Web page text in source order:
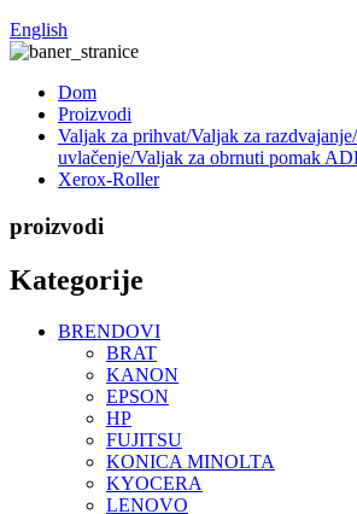
English
Dom
Proizvodi
Valjak za prihvat/Valjak za
uvlačenje/Valjak za obrnuti pomak
Xerox-Roller
proizvodi
Kategorije
BRENDOVI
BRAT
KANON
EPSON
HP
FUJITSU
KONICA MINOLTA
KYOCERA
LENOVO